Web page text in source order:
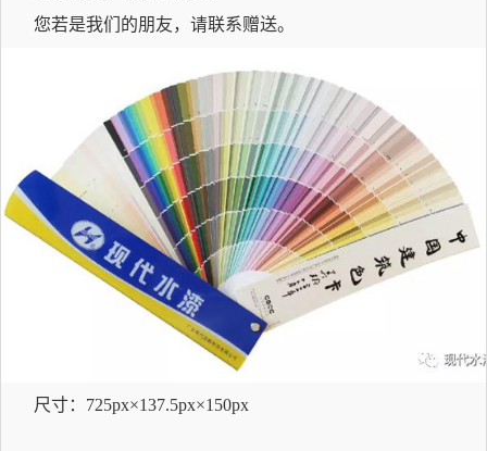
您若是我们的朋友，请联系赠送。
尺寸： 725px×137.5px×150px